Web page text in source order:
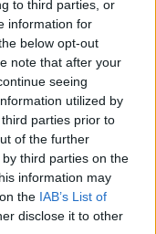
to third parties, or
information for
below opt-out
note that after your
seeing
utilized by
parties prior to
of the further
third parties on the
information may
the IAB’s List of
disclose it to other
σελίδες).
26 Μαΐου
τα δύο
απόλυσης
για